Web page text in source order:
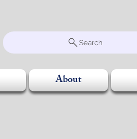
Search
About